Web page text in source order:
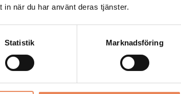
in när du har använt deras tjänster.
Statistik Marknadsföring